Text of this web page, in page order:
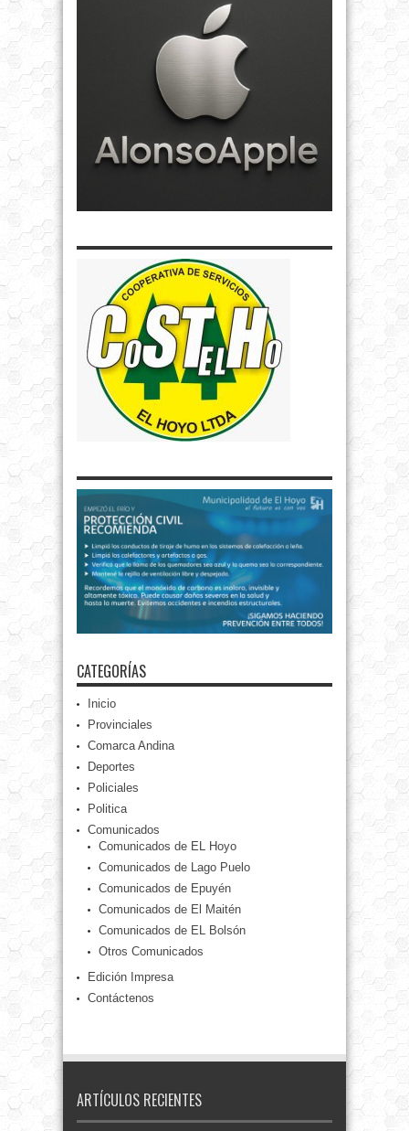
CATEGORÍAS
Inicio
Provinciales
Comarca Andina
Deportes
Policiales
Politica
Comunicados
Comunicados de EL Hoyo
Comunicados de Lago Puelo
Comunicados de Epuyén
Comunicados de El Maitén
Comunicados de EL Bolsón
Otros Comunicados
Edición Impresa
Contáctenos
ARTÍCULOS RECIENTES